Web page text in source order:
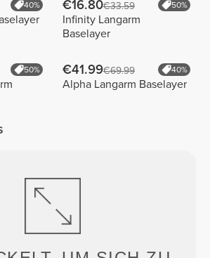
40% €16.80€33.59 50%
Infinity Langarm
Baselayer
50% €41.99€69.99 40%
Alpha Langarm Baselayer